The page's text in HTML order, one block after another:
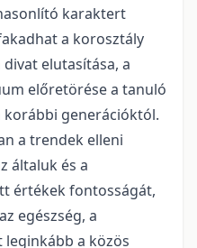
karaktert
a korosztály
elutasítása, a
előretörése a tanuló
korábbi generációktól.
a trendek elleni
általuk és a
értékek fontosságát,
egészség, a
a közös